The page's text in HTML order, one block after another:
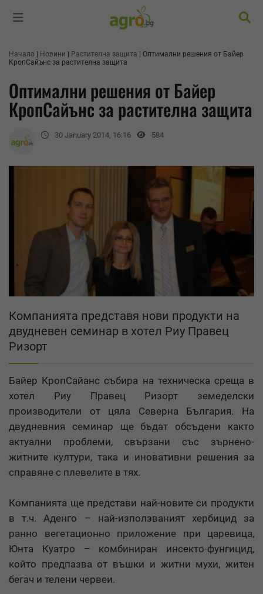
Начало Новини Растителна защита
Оптимални решения от Байер
КропСайънс за растителна защита
Оптимални решения от Байер
КропСайънс за растителна защита
30 January 2014, 16:16 584
Компанията представя нови продукти на
двудневен семинар в хотел Риу Правец
Ризорт
Байер КропСайанс събира на техническа среща в
хотел Риу Правец Ризорт земеделски
производители от цяла Северна България. На
двудневния семинар ще бъдат обсъдени както
актуални проблеми, свързани със зърнено-
житните култури, така и иновативни решения за
справяне с плевелите в тях.
Компанията ще представи най-новите си продукти
в т.ч. Аденго – най-използваният хербицид за
ранно вегетационно приложение при царевица,
Юнта Куатро – комбиниран инсекто-фунгицид,
който предпазва от въшки и житни мухи, житен
бегач и телени червеи.